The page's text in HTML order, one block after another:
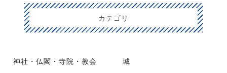
カテゴリ
神社・仏閣・寺院・教会 城